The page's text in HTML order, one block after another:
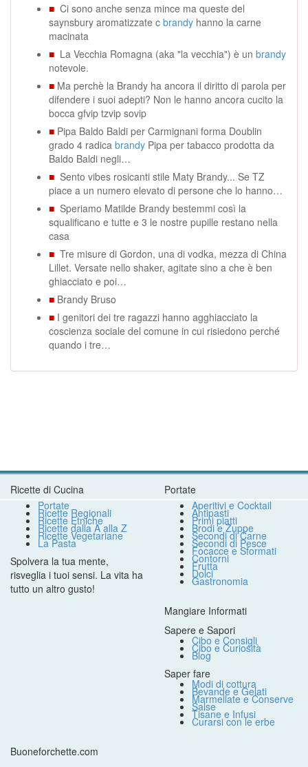
■ Ci sono anche senza mince ma queste del
saynsbury aromatizzate c brandy hanno la carne
macinata
■ La Vecchia Romagna (aka "la vecchia") è un brandy
notevole.
■ Ma perchè la Brandy ha ancora il diritto di parola per
difendere i suoi adepti? Non le hanno ancora cucito la
bocca gfvip tzvip sovip
■ Pipa Baldo Baldi per Carmignani forma Doublin
grado 4 radica brandy Pipa per tabacco prodotta da
Baldo Baldi negli…
■ Sento vibes rosicanti stile Maty Brandy... Se TZ
piace a un numero elevato di persone che lo hanno…
■ Speriamo Matilde Brandy bestemmi così la
squalificano e tutte e 3 le nostre pupille restano nella
casa
■ Tre misure di Gordon, una di vodka, mezza di China
Lillet. Versate nello shaker, agitate sino a che è ben
ghiacciato e poi…
■ Brandy Bruso
■ I genitori dei tre ragazzi hanno agghiacciato la
coscienza sociale del comune in cui risiedono perché
quando i tre…
Ricette di Cucina
Portate
Ricette Regionali
Ricette Etniche
Ricette dalla A alla Z
Ricette Vegetariane
La Pasta
Spolvera la tua mente,
risveglia i tuoi sensi. La vita ha
tutto un altro gusto!
Portate
Aperitivi e Cocktail
Antipasti
Primi piatti
Brodi e Zuppe
Secondi di Carne
Secondi di Pesce
Focacce e Sformati
Contorni
Frutta
Dolci
Gastronomia
Mangiare Informati
Sapere e Sapori
Cibo e Consigli
Cibo e Curiosità
Blog
Saper fare
Modi di cottura
Bevande e Gelati
Marmellate e Conserve
Salse
Tisane e Infusi
Curarsi con le erbe
Buoneforchette.com